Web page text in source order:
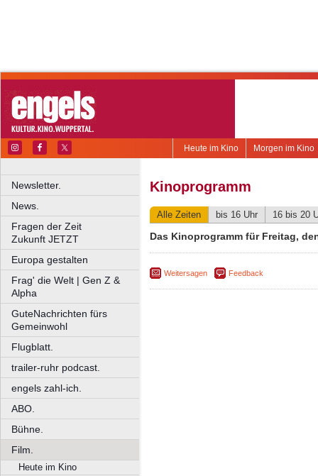
Morgen im Kino
Heute im Kino
Newsletter.
News.
Fragen der Zeit
Zukunft JETZT
Europa gestalten
Frag' die Welt | Gen Z &
Alpha
GuteNachrichten fürs
Gemeinwohl
Flugblatt.
trailer-ruhr podcast.
engels zahl-ich.
ABO.
Bühne.
Film.
Heute im Kino
Kinoprogramm
Alle Zeiten bis 16 Uhr 16 bis 20
Das Kinoprogramm für Freitag,
Weitersagen Feedback